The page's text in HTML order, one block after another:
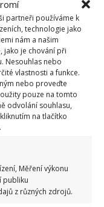
partneři používáme k
technologie jako
nám a našim
jako je chování při
Nesouhlas nebo
vlastnosti a funkce.
nebo proveďte
pouze na tomto
odvolání souhlasu,
na tlačítko
Měření výkonu
publiku
z různých zdrojů.